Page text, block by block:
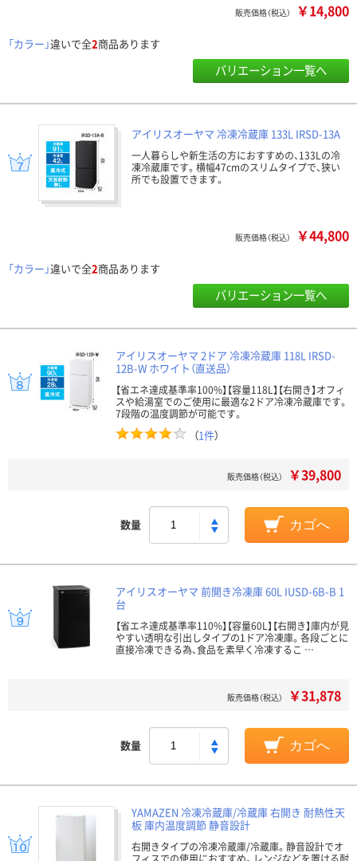
販売価格（税込） ￥14,800
「カラー」違いで全2商品あります
バリエーション一覧へ
アイリスオーヤマ 冷凍冷蔵庫 133L IRSD-13A
一人暮らしや新生活の方におすすめの、133Lの冷
凍冷蔵庫です。横幅47cmのスリムタイプで、狭い
所でも設置できます。
販売価格（税込） ￥44,800
「カラー」違いで全2商品あります
バリエーション一覧へ
アイリスオーヤマ 2ドア 冷凍冷蔵庫 118L IRSD-
12B-W ホワイト（直送品）
【省エネ達成基準率100%】【容量118L】【右開き】オフィ
スや給湯室でのご使用に最適な2ドア冷凍冷蔵庫です。
7段階の温度調節が可能です。
（1件）
販売価格（税込） ￥39,800
数量 カゴへ
アイリスオーヤマ 前開き冷凍庫 60L IUSD-6B-B 1
台
【省エネ達成基準率110%】【容量60L】【右開き】庫内が見
やすい透明な引出しタイプの1ドア冷凍庫。各段ごとに
直接冷凍できる為、食品を素早く冷凍するこ …
販売価格（税込） ￥31,878
数量 カゴへ
YAMAZEN 冷凍冷蔵庫/冷蔵庫 右開き 耐熱性天
板 庫内温度調節 静音設計
右開きタイプの冷凍冷蔵庫/冷蔵庫。静音設計でオ
フィスでの使用におすすめ。レンジなどを置ける耐